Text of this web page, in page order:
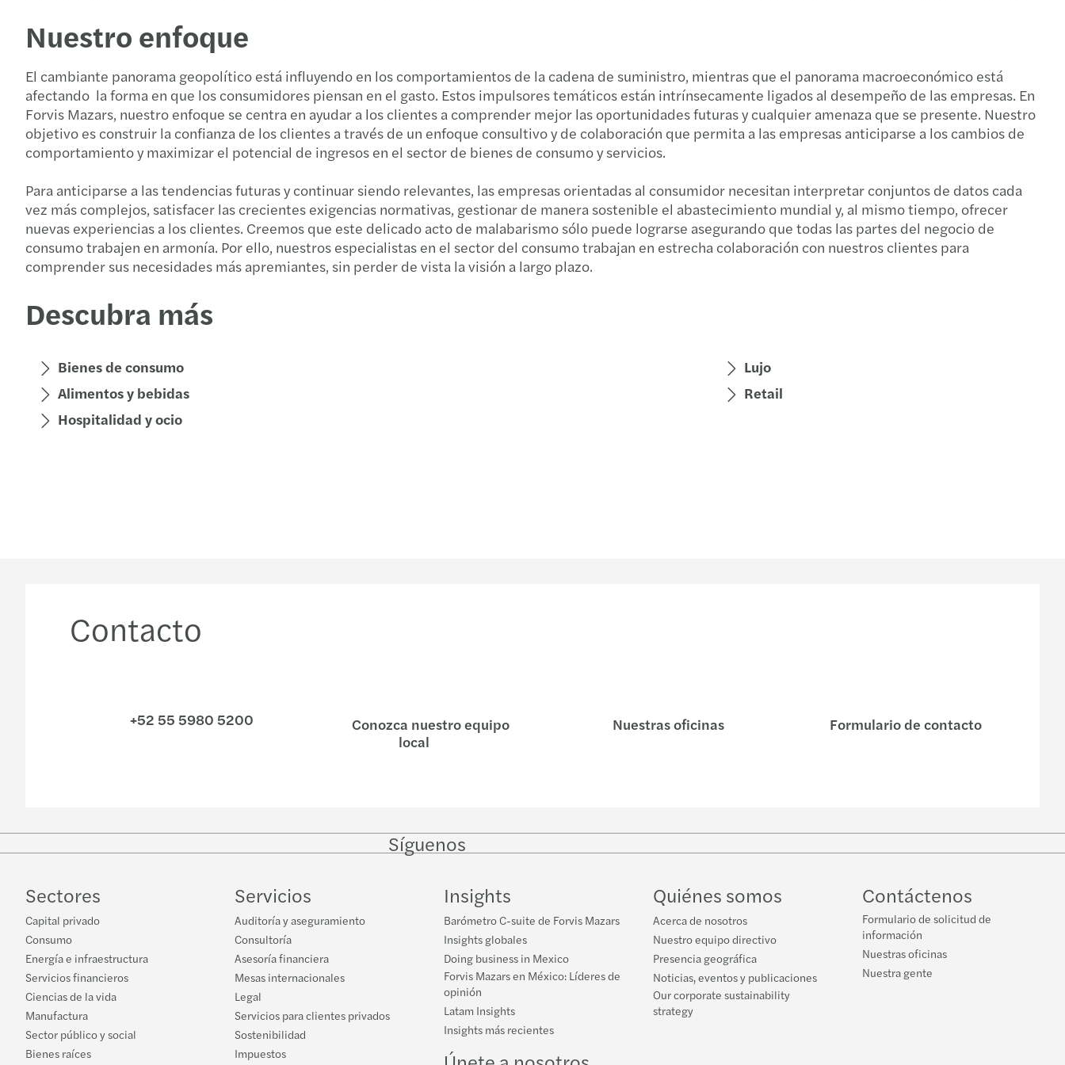
Deducción de pagos al extranjero
Fusiones, adquisiciones y valuación: deal breakers
Boletín de Seguros
Nuevo SAS 70
Nuestro enfoque
El cambiante panorama geopolítico está influyendo en los comportamientos de la cadena de suministro, mientras que el panorama macroeconómico está
afectando la forma en que los consumidores piensan en el gasto. Estos impulsores temáticos están intrínsecamente ligados al desempeño de las empresas. En
Forvis Mazars, nuestro enfoque se centra en ayudar a los clientes a comprender mejor las oportunidades futuras y cualquier amenaza que se presente. Nuestro
objetivo es construir la confianza de los clientes a través de un enfoque consultivo y de colaboración que permita a las empresas anticiparse a los cambios de
comportamiento y maximizar el potencial de ingresos en el sector de bienes de consumo y servicios.
Para anticiparse a las tendencias futuras y continuar siendo relevantes, las empresas orientadas al consumidor necesitan interpretar conjuntos de datos cada
vez más complejos, satisfacer las crecientes exigencias normativas, gestionar de manera sostenible el abastecimiento mundial y, al mismo tiempo, ofrecer
nuevas experiencias a los clientes. Creemos que este delicado acto de malabarismo sólo puede lograrse asegurando que todas las partes del negocio de
consumo trabajen en armonía. Por ello, nuestros especialistas en el sector del consumo trabajan en estrecha colaboración con nuestros clientes para
comprender sus necesidades más apremiantes, sin perder de vista la visión a largo plazo.
Descubra más
Bienes de consumo
Alimentos y bebidas
Hospitalidad y ocio
Lujo
Retail
Contacto
+52 55 5980 5200
Conozca nuestro equipo
local
Nuestras oficinas Formulario de contacto
Síguenos
on
on
InstagramFacebook
on
Sectores
Capital privado
Consumo
Energía e infraestructura
Servicios financieros
Ciencias de la vida
Manufactura
Sector público y social
Bienes raíces
Servicios
Auditoría y aseguramiento
Consultoría
Asesoría financiera
Mesas internacionales
Legal
Servicios para clientes privados
Sostenibilidad
Impuestos
Insights
Barómetro C-suite de Forvis Mazars
Insights globales
Doing business in Mexico
Forvis Mazars en México: Líderes de
opinión
Latam Insights
Insights más recientes
Quiénes somos
Acerca de nosotros
Nuestro equipo directivo
Presencia geográfica
Noticias, eventos y publicaciones
Our corporate sustainability
strategy
Contáctenos
Formulario de solicitud de
información
Nuestras oficinas
Nuestra gente